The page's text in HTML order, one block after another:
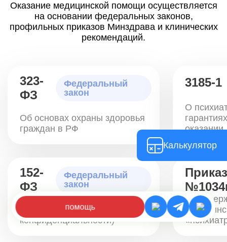
Оказание медицинской помощи осуществляется
на основании федеральных законов,
профильных приказов Минздрава и клинических
рекомендаций.
323-
ФЗ
Федеральный
закон
Об основах охраны здоровья
граждан в РФ
3185-1
О
оказании
152-
ФЗ
Федеральный
закон
О персональных данных (в
части соблюдения
конфиденциальности)
Приказ
Об
Калькулятор
помощь